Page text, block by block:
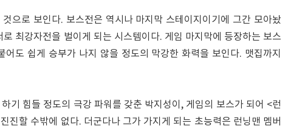
으로 보인다. 보스전은 역시나 마지막 스테이지이기에 그간 모아놨
최강자전을 벌이게 되는 시스템이다. 게임 마지막에 등장하는 보스
어도 쉽게 승부가 나지 않을 정도의 막강한 화력을 보인다. 맷집까지
기 힘들 정도의 극강 파워를 갖춘 박지성이, 게임의 보스가 되어 <런
진할 수밖에 없다. 더군다나 그가 가지게 되는 초능력은 런닝맨 멤버